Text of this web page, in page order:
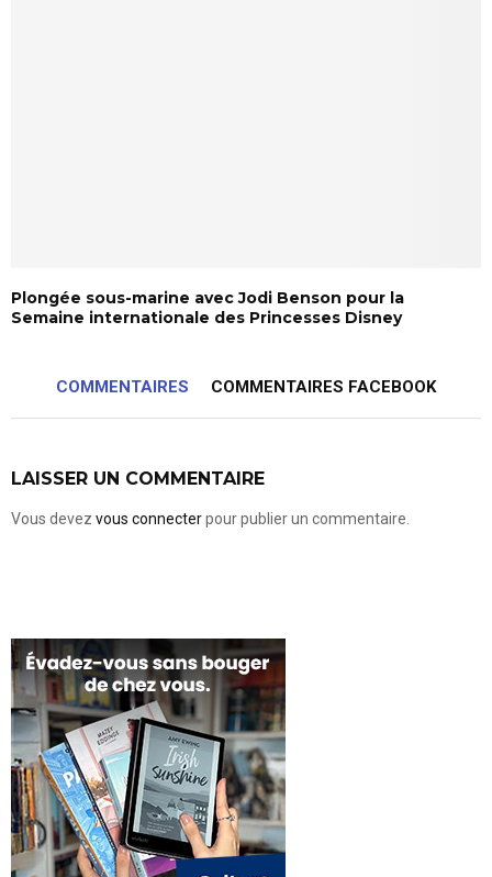
Plongée sous-marine avec Jodi Benson pour la
Semaine internationale des Princesses Disney
COMMENTAIRES COMMENTAIRES FACEBOOK
LAISSER UN COMMENTAIRE
Vous devez vous connecterpour publier un commentaire.